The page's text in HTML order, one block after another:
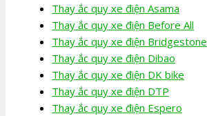
Thay ắc quy xe điện Asama
Thay ắc quy xe điện Before All
Thay ắc quy xe điện Bridgestone
Thay ắc quy xe điện Dibao
Thay ắc quy xe điện DK bike
Thay ắc quy xe điện DTP
Thay ắc quy xe điện Espero